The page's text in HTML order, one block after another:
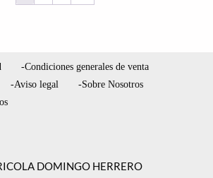
-Condiciones generales de venta
-Aviso legal
-Sobre Nosotros
DOMINGO HERRERO